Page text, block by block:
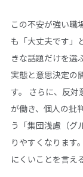
この不安が強い職
も「大丈夫です」
きな話題だけを選
実態と意思決定の
す。 さらに、反対
が働き、個人の批
う「集団浅慮（グ
りやすくなります
にくいことを言え